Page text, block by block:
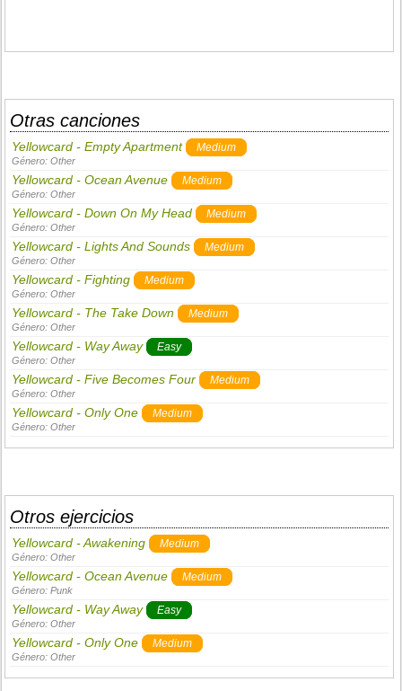
Otras canciones
Yellowcard - Empty Apartment Medium
Género:Other
Yellowcard - Ocean Avenue Medium
Género:Other
Yellowcard - Down On My Head Medium
Género:Other
Yellowcard - Lights And Sounds Medium
Género:Other
Yellowcard - Fighting Medium
Género:Other
Yellowcard - The Take Down Medium
Género:Other
Yellowcard - Way Away Easy
Género:Other
Yellowcard - Five Becomes Four Medium
Género:Other
Yellowcard - Only One Medium
Género:Other
Otros ejercicios
Yellowcard - Awakening Medium
Género:Other
Yellowcard - Ocean Avenue Medium
Género:Punk
Yellowcard - Way Away Easy
Género:Other
Yellowcard - Only One Medium
Género:Other